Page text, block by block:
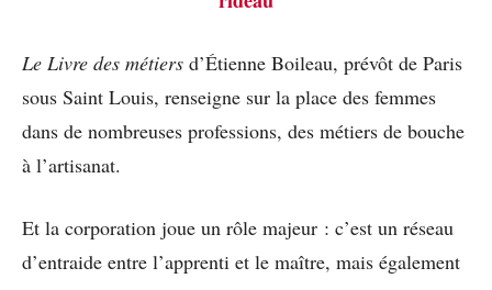
Le Livre des métiers d’Étienne Boileau, prévôt de Paris
sous Saint Louis, renseigne sur la place des femmes
dans de nombreuses professions, des métiers de bouche
à l’artisanat.
Et la corporation joue un rôle majeur : c’est un réseau
d’entraide entre l’apprenti et le maître, mais également